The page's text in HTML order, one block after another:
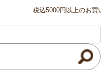
税込5000円以上のお買